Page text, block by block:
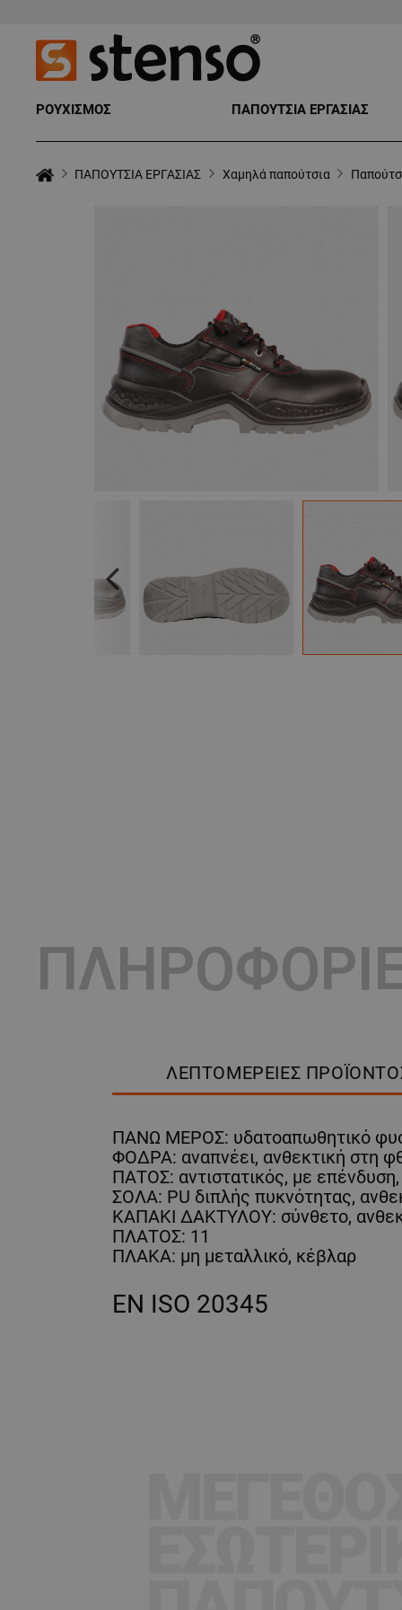
ΡΟΥΧΙΣΜΟΣ ΠΑΠΟΥΤΣΙΑ ΕΡΓΑΣΙΑΣ
ΠΑΠΟΥΤΣΙΑ ΕΡΓΑΣΙΑΣ Χαμηλά παπούτσια
Previous
ΛΕΠΤΟΜΈΡΕΙΕΣ
ΠΑΝΩ ΜΕΡΟΣ: υδατοαπωθητικό
ΦΟΔΡΑ: αναπνέει, ανθεκτική στη
ΠΑΤΟΣ: αντιστατικός, με
ΣΟΛΑ: PU διπλής πυκνότητας,
ΚΑΠΑΚΙ ΔΑΚΤΥΛΟΥ: σύνθετο,
ΠΛΑΤΟΣ: 11
ΠΛΑΚΑ: μη μεταλλικό, κέβλαρ
EN ISO 20345